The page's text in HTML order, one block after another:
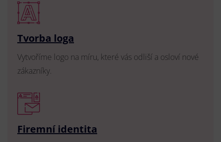
Tvorba loga
Vytvoříme logo na míru, které vás odliší a osloví nové
zákazníky.
Firemní identita